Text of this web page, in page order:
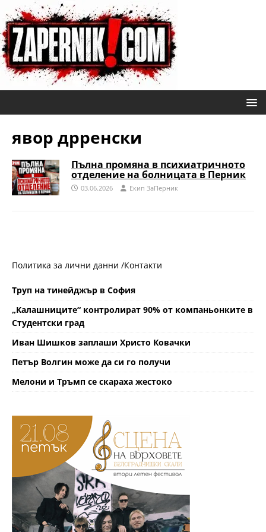
явор дрренски
Пълна промяна в психиатричното
отделение на болницата в Перник
03.06.2026 Eкип ЗаПерник
Политика за лични данни /Контакти
Труп на тинейджър в София
„Калашниците“ контролират 90% от компаньонките в
Студентски град
Иван Шишков заплаши Христо Ковачки
Петър Волгин може да си го получи
Мелони и Тръмп се скараха жестоко